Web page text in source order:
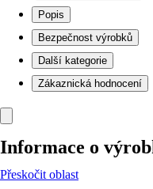
Popis
Bezpečnost výrobků
Další kategorie
Zákaznická hodnocení
Informace o
Přeskočit oblast